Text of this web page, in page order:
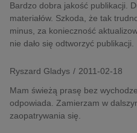
Bardzo dobra jakość publikacji.
materiałów. Szkoda, że tak
minus, za konieczność
nie dało się odtworzyć publikacji.
Ryszard Gladys / 2011-02-18
Mam świeżą prasę bez
odpowiada. Zamierzam w
zaopatrywania się.